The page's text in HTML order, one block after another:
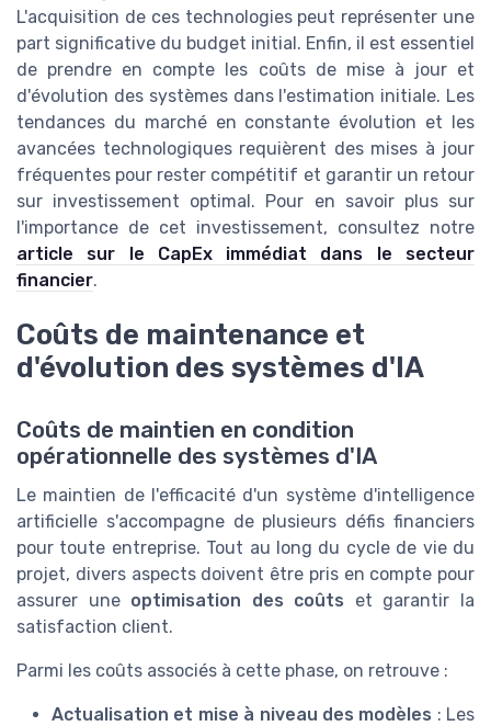
L'acquisition de ces technologies peut représenter une
part significative du budget initial. Enfin, il est essentiel
de prendre en compte les coûts de mise à jour et
d'évolution des systèmes dans l'estimation initiale. Les
tendances du marché en constante évolution et les
avancées technologiques requièrent des mises à jour
fréquentes pour rester compétitif et garantir un retour
sur investissement optimal. Pour en savoir plus sur
l'importance de cet investissement, consultez notre
article sur le CapEx immédiat dans le secteur
financier.
Coûts de maintenance et
d'évolution des systèmes d'IA
Coûts de maintien en condition
opérationnelle des systèmes d'IA
Le maintien de l'efficacité d'un système d'intelligence
artificielle s'accompagne de plusieurs défis financiers
pour toute entreprise. Tout au long du cycle de vie du
projet, divers aspects doivent être pris en compte pour
assurer une optimisation des coûts et garantir la
satisfaction client.
Parmi les coûts associés à cette phase, on retrouve :
Actualisation et mise à niveau des modèles : Les